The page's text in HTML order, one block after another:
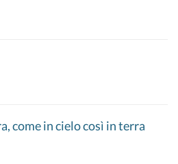
come in cielo così in terra